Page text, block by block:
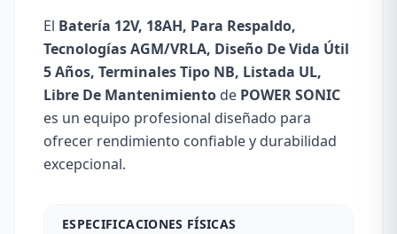
El Batería 12V, 18AH, Para Respaldo,
Tecnologías AGM/VRLA, Diseño De Vida Útil
5 Años, Terminales Tipo NB, Listada UL,
Libre De Mantenimiento de POWER SONIC
es un equipo profesional diseñado para
ofrecer rendimiento confiable y durabilidad
excepcional.
ESPECIFICACIONES FÍSICAS